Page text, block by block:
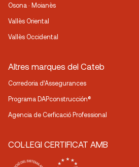
Osona · Moianès
Vallès Oriental
Vallès Occidental
Altres marques del Cateb
Corredoria d’Assegurances
Programa DAPconstrucción®
Agencia de Cerficació Professional
COL·LEGI CERTIFICAT AMB